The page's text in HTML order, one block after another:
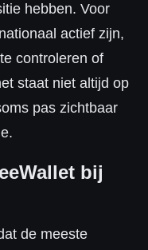
hebben. Voor
actief zijn,
controleren of
staat niet altijd op
pas zichtbaar
bij
de meeste